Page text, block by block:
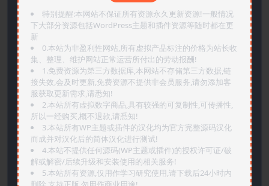
特别提醒:本网站不保证所有资源永久更新资源!一般情况
下大部分资源包括WordPress主题和插件资源等随时都在更
新
0.本站为非盈利性网站,所有虚拟产品标注的价格为站长收
集、整理、维护网站正常运营所付出的劳动报酬!
1.免费资源为第三方数据库,本网站不存储第三方数据,链
接失效,会及时更新,免费资源不提供非会员服务,请勿添加客
服获取更新需求,请悉知!
2.本站所有虚拟数字商品,具有较强的可复制性,可传播性,
所以一经购买,概不退款,请悉知!
3.本站所有WP主题或插件的汉化均为官方完整源码汉化
而成并对汉化后的简体汉化进行测试!
4.本站不提供任何源码(WP主题或插件)的授权许可证/破
解或解密/后续升级和安装使用的相关服务!
5.本站所有资源,仅用作学习研究使用,请下载后24小时内